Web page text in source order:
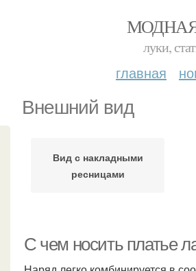
луки,
главная
Внешний вид
Вид с накладными
ресницами
С чем носить платье